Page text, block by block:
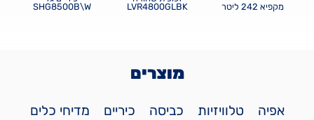
מקפיא 242 ליטר
LVR4800GLBK
SHG8500B\W
מוצרים
אפיה טלוויזיות כביסה כיריים
מדיחי כלים